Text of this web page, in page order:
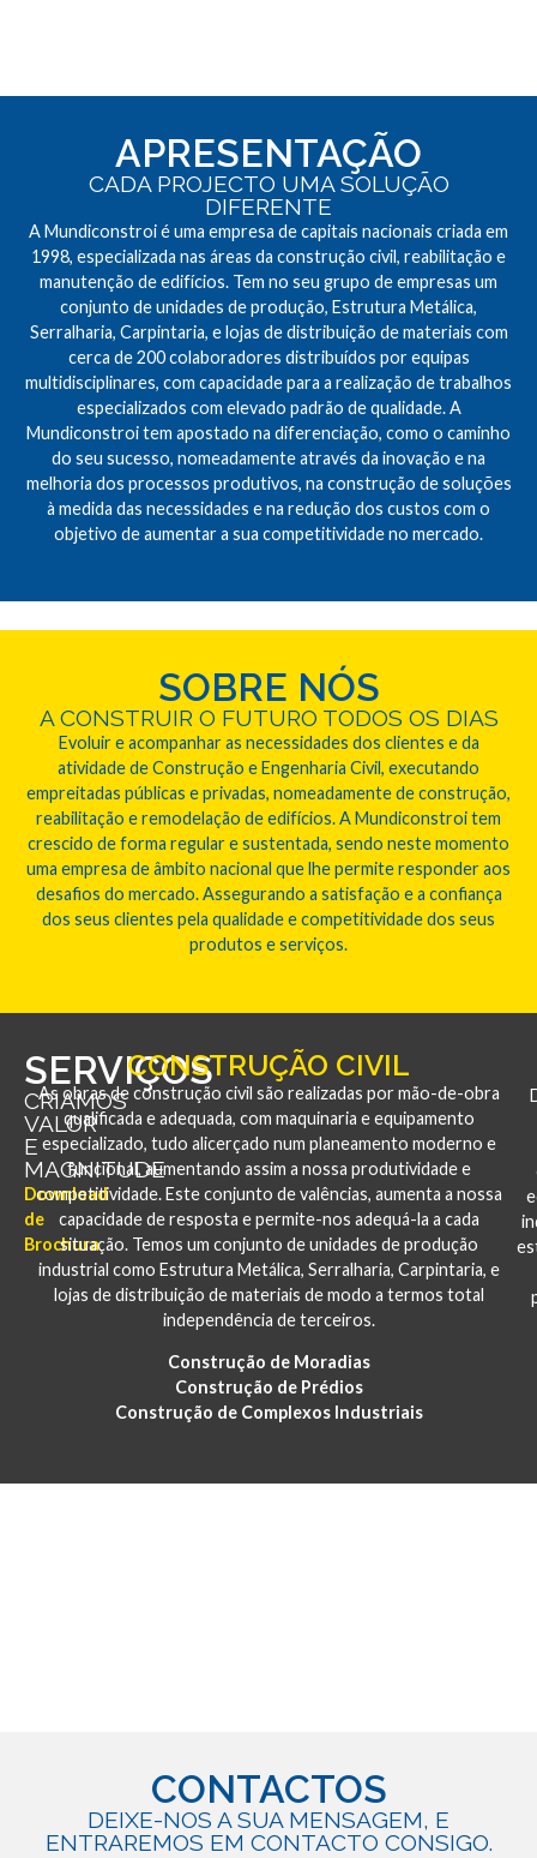
APRESENTAÇÃO
CADA PROJECTO UMA SOLUÇÃO
DIFERENTE
A Mundiconstroi é uma empresa de capitais nacionais criada em
1998, especializada nas áreas da construção civil, reabilitação e
manutenção de edifícios. Tem no seu grupo de empresas um
conjunto de unidades de produção, Estrutura Metálica,
Serralharia, Carpintaria, e lojas de distribuição de materiais com
cerca de 200 colaboradores distribuídos por equipas
multidisciplinares, com capacidade para a realização de trabalhos
especializados com elevado padrão de qualidade. A
Mundiconstroi tem apostado na diferenciação, como o caminho
do seu sucesso, nomeadamente através da inovação e na
melhoria dos processos produtivos, na construção de soluções
à medida das necessidades e na redução dos custos com o
objetivo de aumentar a sua competitividade no mercado.
SOBRE NÓS
A CONSTRUIR O FUTURO TODOS OS DIAS
Evoluir e acompanhar as necessidades dos clientes e da
atividade de Construção e Engenharia Civil, executando
empreitadas públicas e privadas, nomeadamente de construção,
reabilitação e remodelação de edifícios. A Mundiconstroi tem
crescido de forma regular e sustentada, sendo neste momento
uma empresa de âmbito nacional que lhe permite responder aos
desafios do mercado. Assegurando a satisfação e a confiança
dos seus clientes pela qualidade e competitividade dos seus
produtos e serviços.
SERVIÇOS
CRIAMOS
VALOR
E
MAGNITUDE
Download
de
Brochura
CONSTRUÇÃO CIVIL
As obras de construção civil são realizadas por mão-de-obra
qualificada e adequada, com maquinaria e equipamento
especializado, tudo alicerçado num planeamento moderno e
funcional, aumentando assim a nossa produtividade e
competitividade. Este conjunto de valências, aumenta a nossa
capacidade de resposta e permite-nos adequá-la a cada
situação. Temos um conjunto de unidades de produção
industrial como Estrutura Metálica, Serralharia, Carpintaria, e
lojas de distribuição de materiais de modo a termos total
independência de terceiros.
Construção de Moradias
Construção de Prédios
Construção de Complexos Industriais
CONTACTOS
DEIXE-NOS A SUA MENSAGEM, E
ENTRAREMOS EM CONTACTO CONSIGO.